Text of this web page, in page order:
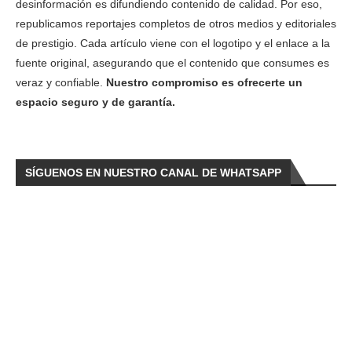
desinformación es difundiendo contenido de calidad. Por eso,
republicamos reportajes completos de otros medios y editoriales
de prestigio. Cada artículo viene con el logotipo y el enlace a la
fuente original, asegurando que el contenido que consumes es
veraz y confiable. Nuestro compromiso es ofrecerte un
espacio seguro y de garantía.
SÍGUENOS EN NUESTRO CANAL DE WHATSAPP